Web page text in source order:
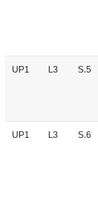
UP1 L3 S.5
UP1 L3 S.6